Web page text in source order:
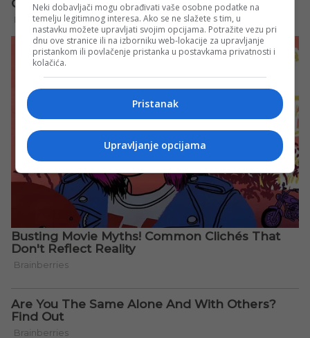
Neki dobavljači mogu obrađivati vaše osobne podatke na
temelju legitimnog interesa. Ako se ne slažete s tim, u
nastavku možete upravljati svojim opcijama. Potražite vezu pri
dnu ove stranice ili na izborniku web-lokacije za upravljanje
pristankom ili povlačenje pristanka u postavkama privatnosti i
kolačića.
Pristanak
Upravljanje opcijama